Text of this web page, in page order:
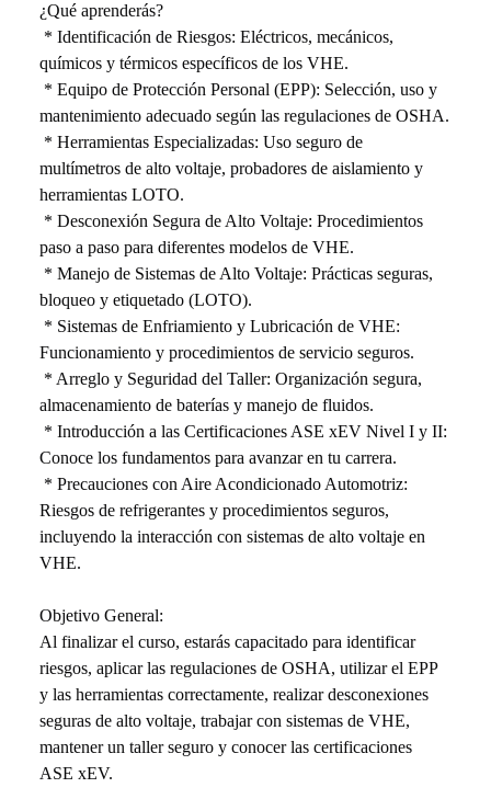
¿Qué aprenderás?
* Identificación de Riesgos: Eléctricos, mecánicos,
químicos y térmicos específicos de los VHE.
* Equipo de Protección Personal (EPP): Selección, uso y
mantenimiento adecuado según las regulaciones de OSHA.
* Herramientas Especializadas: Uso seguro de
multímetros de alto voltaje, probadores de aislamiento y
herramientas LOTO.
* Desconexión Segura de Alto Voltaje: Procedimientos
paso a paso para diferentes modelos de VHE.
* Manejo de Sistemas de Alto Voltaje: Prácticas seguras,
bloqueo y etiquetado (LOTO).
* Sistemas de Enfriamiento y Lubricación de VHE:
Funcionamiento y procedimientos de servicio seguros.
* Arreglo y Seguridad del Taller: Organización segura,
almacenamiento de baterías y manejo de fluidos.
* Introducción a las Certificaciones ASE xEV Nivel I y II:
Conoce los fundamentos para avanzar en tu carrera.
* Precauciones con Aire Acondicionado Automotriz:
Riesgos de refrigerantes y procedimientos seguros,
incluyendo la interacción con sistemas de alto voltaje en
VHE.
Objetivo General:
Al finalizar el curso, estarás capacitado para identificar
riesgos, aplicar las regulaciones de OSHA, utilizar el EPP
y las herramientas correctamente, realizar desconexiones
seguras de alto voltaje, trabajar con sistemas de VHE,
mantener un taller seguro y conocer las certificaciones
ASE xEV.